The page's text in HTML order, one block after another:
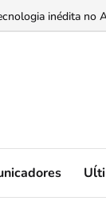
o